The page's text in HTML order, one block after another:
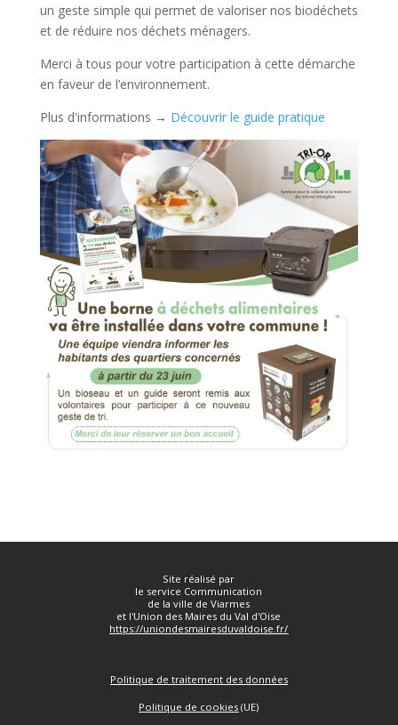
un geste simple qui permet de valoriser nos biodéchets
et de réduire nos déchets ménagers.
Merci à tous pour votre participation à cette démarche
en faveur de l’environnement.
Plus d'informations → Découvrir le guide pratique
Site réalisé par
le service Communication
de la ville de Viarmes
et l'Union des Maires du Val d'Oise
https://uniondesmairesduvaldoise.fr/
Politique de traitement des données
Politique de cookies (UE)